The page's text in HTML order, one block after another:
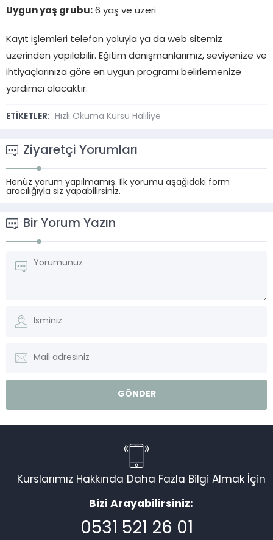
Uygun yaş grubu: 6 yaş ve üzeri
Kayıt işlemleri telefon yoluyla ya da web sitemiz
üzerinden yapılabilir. Eğitim danışmanlarımız, seviyenize ve
ihtiyaçlarınıza göre en uygun programı belirlemenize
yardımcı olacaktır.
ETİKETLER: Hızlı Okuma Kursu Haliliye
Ziyaretçi Yorumları
Henüz yorum yapılmamış. İlk yorumu aşağıdaki form
aracılığıyla siz yapabilirsiniz.
Bir Yorum Yazın
Kurslarımız Hakkında Daha Fazla Bilgi Almak İçin
Bizi Arayabilirsiniz:
0531 521 26 01